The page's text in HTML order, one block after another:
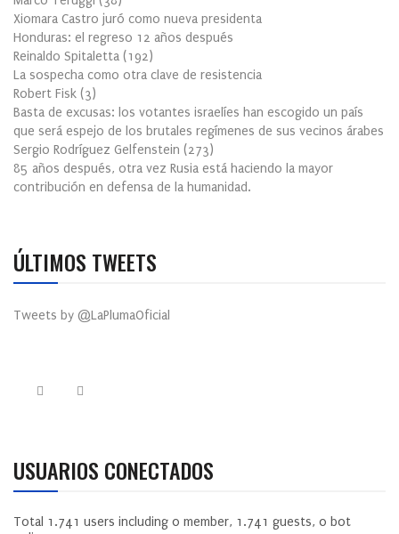
Xiomara Castro juró como nueva presidenta
Honduras: el regreso 12 años después
Reinaldo Spitaletta (192)
La sospecha como otra clave de resistencia
Robert Fisk (3)
Basta de excusas: los votantes israelíes han escogido un país
que será espejo de los brutales regímenes de sus vecinos árabes
Sergio Rodríguez Gelfenstein (273)
85 años después, otra vez Rusia está haciendo la mayor
contribución en defensa de la humanidad.
ÚLTIMOS TWEETS
Tweets by @LaPlumaOficial
USUARIOS CONECTADOS
Total 1.741 users including 0 member, 1.741 guests, 0 bot